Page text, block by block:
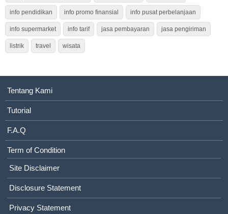
info pendidikan info promo finansial info pusat perbelanjaan
info supermarket info tarif jasa pembayaran jasa pengiriman
listrik travel wisata
Tentang Kami
Tutorial
F.A.Q
Term of Condition
Site Disclaimer
Disclosure Statement
Privacy Statement